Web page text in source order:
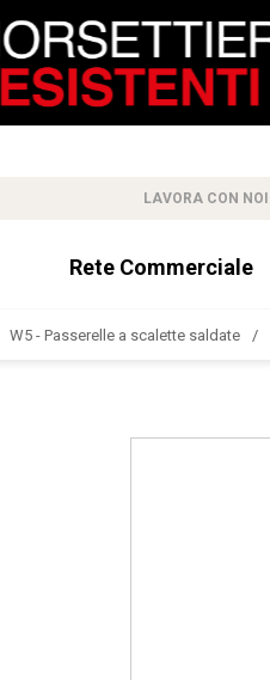
LAVORA CON NOI
Rete Commerciale
W5 - Passerelle a scalette saldate